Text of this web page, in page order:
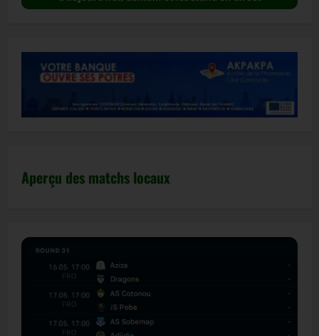
Aperçu des matchs locaux